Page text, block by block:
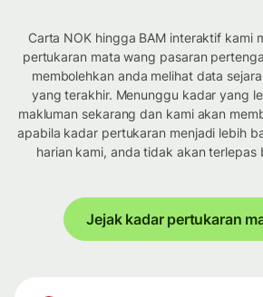
Carta NOK hingga BAM interaktif kami
pertukaran mata wang pasaran
membolehkan anda melihat data
yang terakhir. Menunggu kadar yang
makluman sekarang dan kami akan
apabila kadar pertukaran menjadi lebih
harian kami, anda tidak akan terlepas
Jejak kadar pertukaran